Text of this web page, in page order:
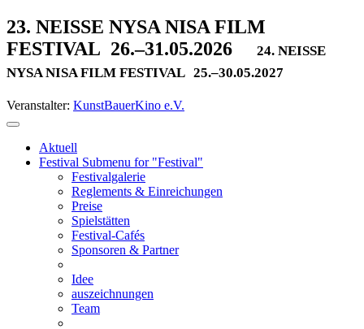
23. NEISSE NYSA NISA FILM
FESTIVAL 26.–31.05.2026
24. NEISSE
NYSA NISA FILM FESTIVAL 25.–30.05.2027
Veranstalter: KunstBauerKino e.V.
Aktuell
Festival Submenu for "Festival"
Festivalgalerie
Reglements & Einreichungen
Preise
Spielstätten
Festival-Cafés
Sponsoren & Partner
Idee
auszeichnungen
Team